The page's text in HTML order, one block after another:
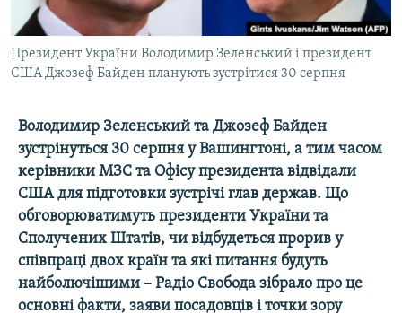
ІНФОГРАФІКА
ДОЛУЧАЙСЯ!
Президент України Володимир Зеленський і президент
США Джозеф Байден планують зустрітися 30 серпня
Володимир Зеленський та Джозеф Байден
зустрінуться 30 серпня у Вашингтоні, а тим часом
керівники МЗС та Офісу президента відвідали
США для підготовки зустрічі глав держав. Що
обговорюватимуть президенти України та
Сполучених Штатів, чи відбудеться прорив у
співпраці двох країн та які питання будуть
найболючішими – Радіо Свобода зібрало про це
основні факти, заяви посадовців і точки зору